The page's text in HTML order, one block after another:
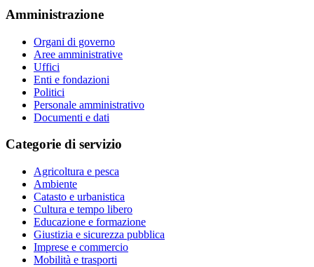
Amministrazione
Organi di governo
Aree amministrative
Uffici
Enti e fondazioni
Politici
Personale amministrativo
Documenti e dati
Categorie di servizio
Agricoltura e pesca
Ambiente
Catasto e urbanistica
Cultura e tempo libero
Educazione e formazione
Giustizia e sicurezza pubblica
Imprese e commercio
Mobilità e trasporti